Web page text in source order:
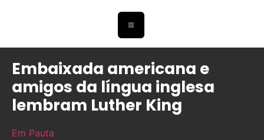
Embaixada americana e
amigos da língua inglesa
lembram Luther King
Em Pauta